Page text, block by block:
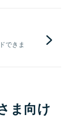
できま
ま向け